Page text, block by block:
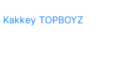
Kakkey TOPBOYZ